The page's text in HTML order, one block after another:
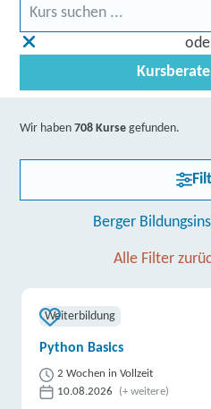
Wir haben708 Kurse gefunden.
Berger
Alle Filter
Weiterbildung
Python Basics
2 Wochen in Vollzeit
10.08.2026
(+ weitere)